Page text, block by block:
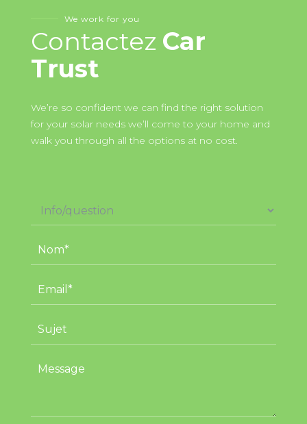
We work for you
Contactez Car
Trust
We’re so confident we can find the right solution
for your solar needs we’ll come to your home and
walk you through all the options at no cost.